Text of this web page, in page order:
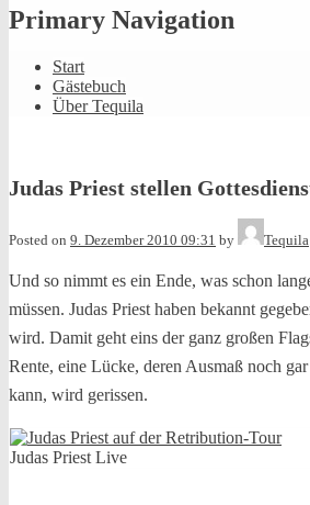
Primary Navigation
Start
Gästebuch
Über Tequila
Judas Priest stellen
Posted on 9. Dezember 2010 09:31 by Tequila
Und so nimmt es ein Ende, was schon
müssen. Judas Priest haben bekannt
wird. Damit geht eins der ganz großen
Rente, eine Lücke, deren Ausmaß noch
kann, wird gerissen.
Judas Priest Live